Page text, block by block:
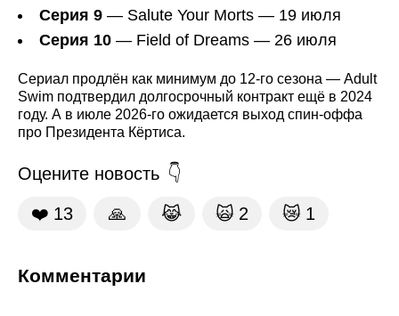
Серия 9 — Salute Your Morts — 19 июля
Серия 10 — Field of Dreams — 26 июля
Сериал продлён как минимум до 12-го сезона — Adult
Swim подтвердил долгосрочный контракт ещё в 2024
году. А в июле 2026-го ожидается выход спин-оффа
про Президента Кёртиса.
Оцените новость
❤️ 13 🙏 😹 🙀 2 😿 1
Комментарии